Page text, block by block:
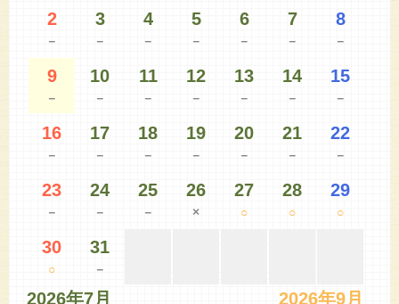
2
－
3
－
4
－
5
－
6
－
7
－
8
－
9
－
10
－
11
－
12
－
13
－
14
－
15
－
16
－
17
－
18
－
19
－
20
－
21
－
22
－
23
－
24
－
25
－
26
×
27
○
28
○
29
○
30
○
31
－
2026年7月 2026年9月